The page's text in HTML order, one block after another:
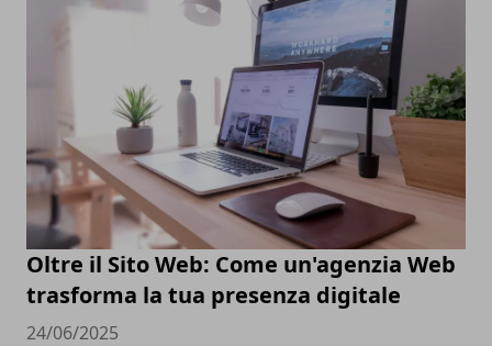
Oltre il Sito Web: Come un'agenzia Web
trasforma la tua presenza digitale
24/06/2025